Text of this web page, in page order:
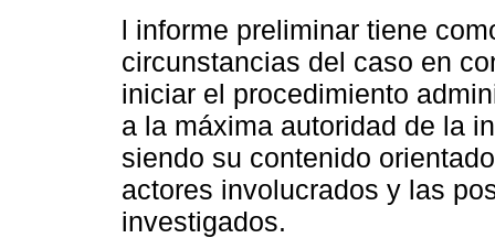
l informe preliminar tiene
circunstancias del caso en
iniciar el procedimiento
a la máxima autoridad de la
siendo su contenido
actores involucrados y las
investigados.